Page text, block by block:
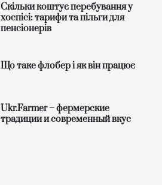
Скільки коштує перебування у
хоспісі: тарифи та пільги для
пенсіонерів
Що таке флобер і як він працює
Ukr.Farmer – фермерские
традиции и современный вкус